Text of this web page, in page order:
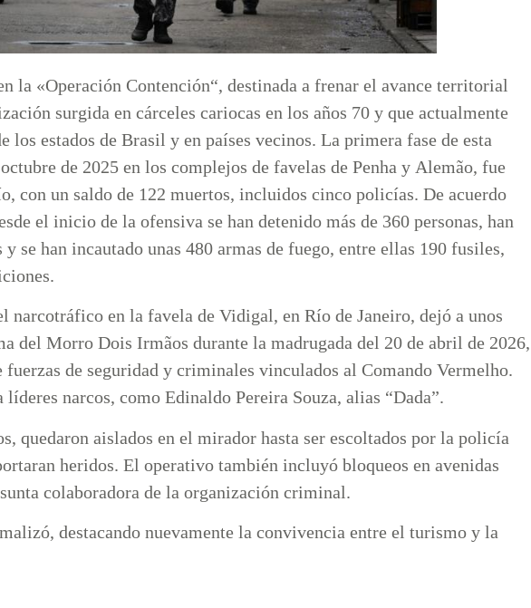
la «Operación Contención“, destinada a frenar el avance territorial
surgida en cárceles cariocas en los años 70 y que actualmente
los estados de Brasil y en países vecinos. La primera fase de esta
de 2025 en los complejos de favelas de Penha y Alemão, fue
con un saldo de 122 muertos, incluidos cinco policías. De acuerdo
el inicio de la ofensiva se han detenido más de 360 personas, han
se han incautado unas 480 armas de fuego, entre ellas 190 fusiles,
narcotráfico en la favela de Vidigal, en Río de Janeiro, dejó a unos
del Morro Dois Irmãos durante la madrugada del 20 de abril de 2026,
de seguridad y criminales vinculados al Comando Vermelho.
líderes narcos, como Edinaldo Pereira Souza, alias “Dada”.
quedaron aislados en el mirador hasta ser escoltados por la policía
heridos. El operativo también incluyó bloqueos en avenidas
colaboradora de la organización criminal.
destacando nuevamente la convivencia entre el turismo y la